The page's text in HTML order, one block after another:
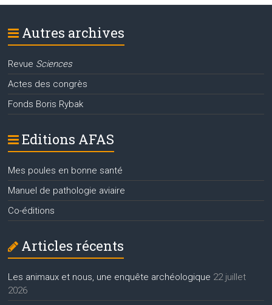
Autres archives
Revue Sciences
Actes des congrès
Fonds Boris Rybak
Editions AFAS
Mes poules en bonne santé
Manuel de pathologie aviaire
Co-éditions
Articles récents
Les animaux et nous, une enquête archéologique 22 juillet
2026